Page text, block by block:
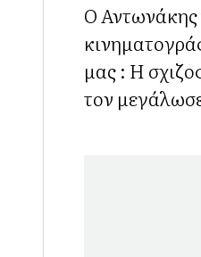
Ο Αντωνάκης
μας : Η σχιζοφρενής γιαγιά που
τον